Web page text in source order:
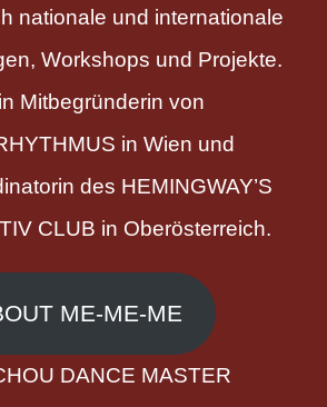
nationale und internationale
Workshops und Projekte.
Mitbegründerin von
in Wien und
des HEMINGWAY’S
CLUB in Oberösterreich.
ME-ME-ME